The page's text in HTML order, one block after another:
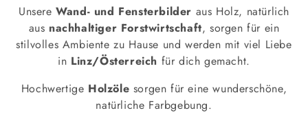
e
g
UnsereWand- und Fensterbilder aus Holz, natürlich
aus nachhaltiger Forstwirtschaft, sorgen für ein
stilvolles Ambiente zu Hause und werden mit viel Liebe
in Linz/Österreich für dich gemacht.
Hochwertige Holzöle sorgen für eine wunderschöne,
natürliche Farbgebung.